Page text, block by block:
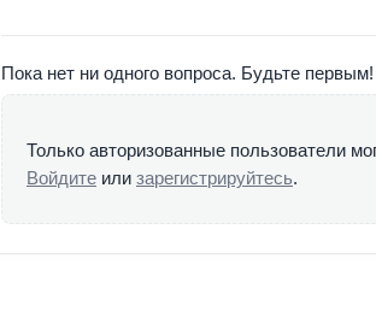
Пока нет ни одного вопроса. Будьте первым!
Только авторизованные пользователи
Войдите или зарегистрируйтесь.